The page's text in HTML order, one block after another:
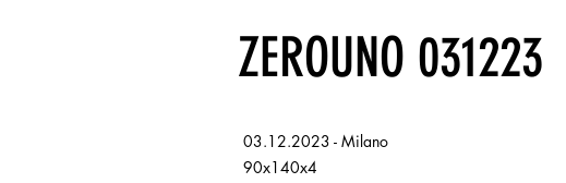
ZEROUNO 031223
03.12.2023 - Milano
90x140x4